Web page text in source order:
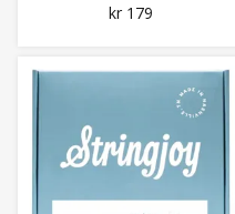
kr 179